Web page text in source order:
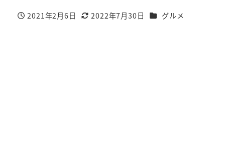
投稿日
2021年2月6日
更新日
2022年7月30日 カテゴリー
グルメ